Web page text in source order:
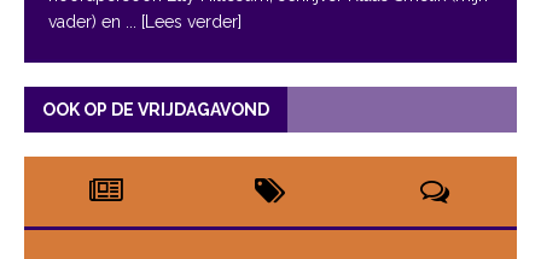
vader) en ... [Lees verder]
OOK OP DE VRIJDAGAVOND